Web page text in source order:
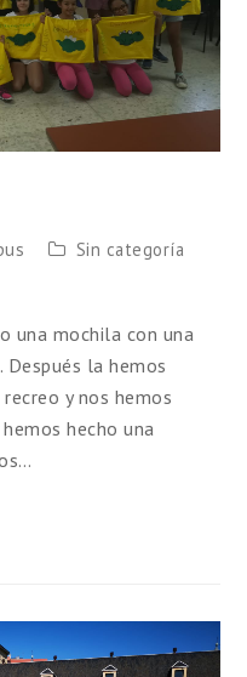
Sin categoría
una mochila con una
la hemos
y nos hemos
hecho una